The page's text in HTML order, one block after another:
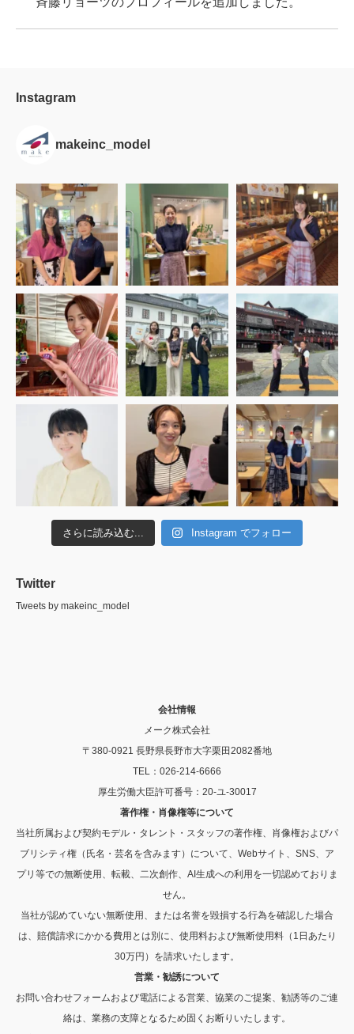
Instagram
makeinc_model
さらに読み込む... Instagram でフォロー
Twitter
Tweets by makeinc_model
会社情報
メーク株式会社
〒380-0921 長野県長野市大字栗田2082番地
TEL：026-214-6666
厚生労働大臣許可番号：20-ユ-30017
著作権・肖像権等について
当社所属および契約モデル・タレント・スタッフの著作権、肖像権およびパ
ブリシティ権（氏名・芸名を含みます）について、Webサイト、SNS、ア
プリ等での無断使用、転載、二次創作、AI生成への利用を一切認めておりま
せん。
当社が認めていない無断使用、または名誉を毀損する行為を確認した場合
は、賠償請求にかかる費用とは別に、使用料および無断使用料（1日あたり
30万円）を請求いたします。
営業・勧誘について
お問い合わせフォームおよび電話による営業、協業のご提案、勧誘等のご連
絡は、業務の支障となるため固くお断りいたします。